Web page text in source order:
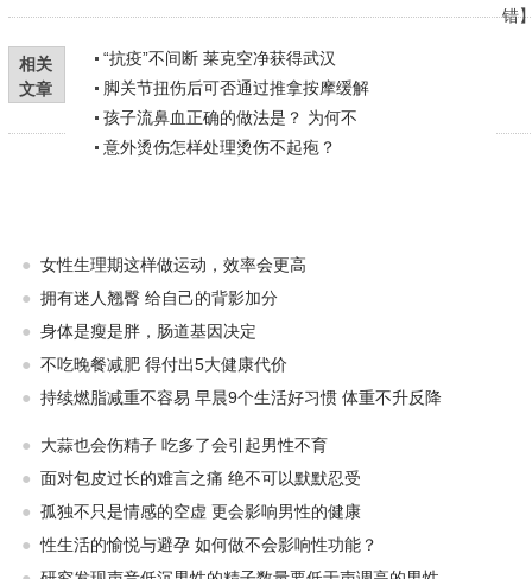
错
相关
文章
“抗疫”不间断 莱克空净获得武汉
脚关节扭伤后可否通过推拿按摩缓解
孩子流鼻血正确的做法是？ 为何不
意外烫伤怎样处理烫伤不起疱？
● 女性生理期这样做运动，效率会更高
● 拥有迷人翘臀 给自己的背影加分
● 身体是瘦是胖，肠道基因决定
● 不吃晚餐减肥 得付出5大健康代价
● 持续燃脂减重不容易 早晨9个生活好习惯 体重不升反降
●
大蒜也会伤精子 吃多了会引起男性不育
● 面对包皮过长的难言之痛 绝不可以默默忍受
● 孤独不只是情感的空虚 更会影响男性的健康
● 性生活的愉悦与避孕 如何做不会影响性功能？